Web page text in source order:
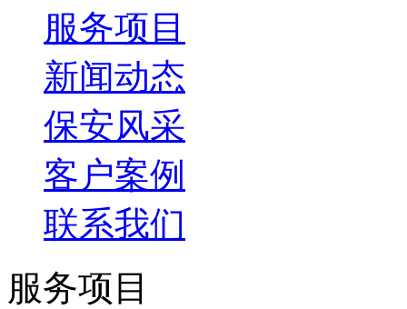
服务项目
新闻动态
保安风采
客户案例
联系我们
服务项目